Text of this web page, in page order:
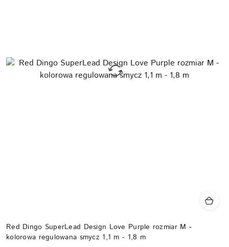
Red Dingo SuperLead Design Love Purple rozmiar M -
kolorowa regulowana smycz 1,1 m - 1,8 m